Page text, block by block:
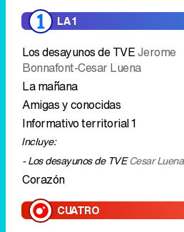
LA 1
Los desayunos de TVEJerome
Bonnafont-Cesar Luena
La mañana
Amigas y conocidas
Informativo territorial 1
Incluye:
- Los desayunos de TVECesar Luena
Corazón
CUATRO